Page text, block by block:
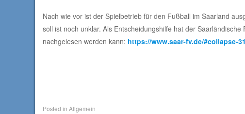
Nach wie vor ist der Spielbetrieb für den Fußball im Saarland
soll ist noch unklar. Als Entscheidungshilfe hat der
nachgelesen werden kann: https://www.saar-fv.de/#collapse-
Posted in Allgemein